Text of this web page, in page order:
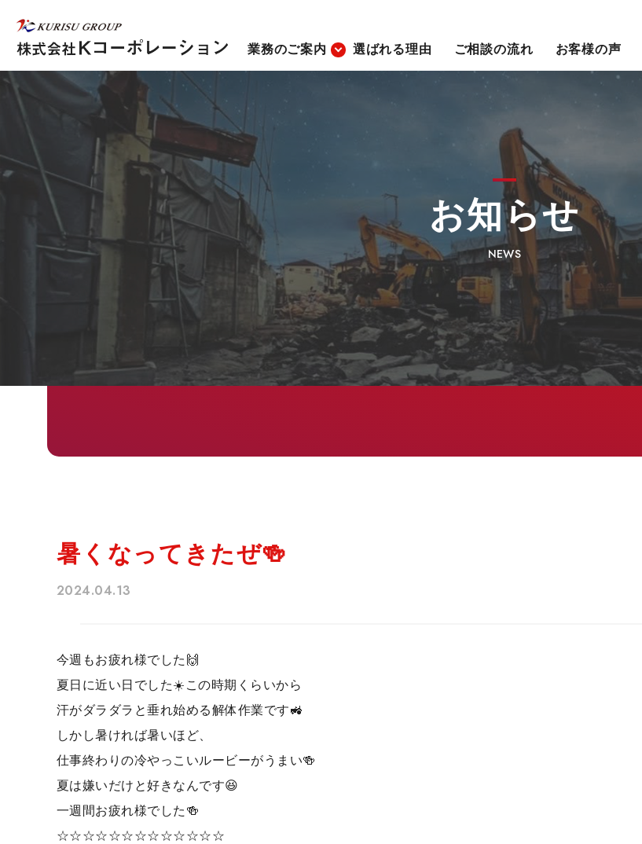
業務のご案内 選ばれる理由 ご相談の流れ お客様の声
お知らせ
NEWS
暑くなってきたぜ🍻
2024.04.13
今週もお疲れ様でした🙌
夏日に近い日でした☀️この時期くらいから
汗がダラダラと垂れ始める解体作業です🚜
しかし暑ければ暑いほど、
仕事終わりの冷やっこいルービーがうまい🍻
夏は嫌いだけと好きなんです😆
一週間お疲れ様でした🍻
☆☆☆☆☆☆☆☆☆☆☆☆☆